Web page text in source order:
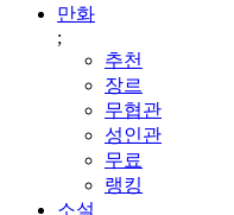
만화
;
추천
장르
무협관
성인관
무료
랭킹
소설